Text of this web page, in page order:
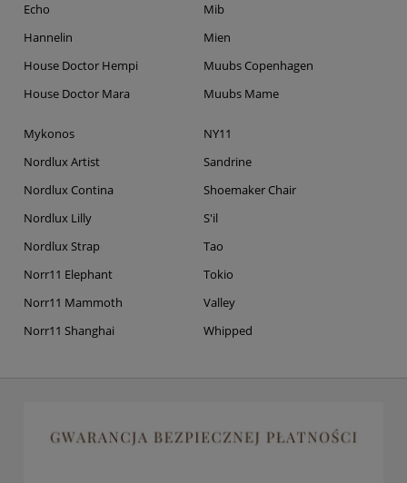
Echo
Hannelin
House Doctor Hempi
House Doctor Mara
Mib
Mien
Muubs Copenhagen
Muubs Mame
Mykonos
Nordlux Artist
Nordlux Contina
Nordlux Lilly
Nordlux Strap
Norr11 Elephant
Norr11 Mammoth
Norr11 Shanghai
NY11
Sandrine
Shoemaker Chair
S'il
Tao
Tokio
Valley
Whipped